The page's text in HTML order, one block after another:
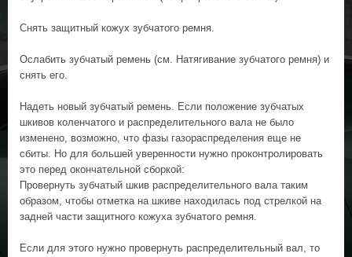
Снять защитный кожух зубчатого ремня.
Ослабить зубчатый ремень (см. Натягивание зубчатого ремня) и
снять его.
Надеть новый зубчатый ремень. Если положение зубчатых
шкивов коленчатого и распределительного вала не было
изменено, возможно, что фазы газораспределения еще не
сбиты. Но для большей уверенности нужно проконтролировать
это перед окончательной сборкой:
Провернуть зубчатый шкив распределительного вала таким
образом, чтобы отметка на шкиве находилась под стрелкой на
задней части защитного кожуха зубчатого ремня.
Если для этого нужно провернуть распределительный вал, то